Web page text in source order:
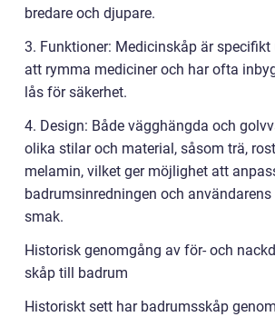
bredare och djupare.
3. Funktioner: Medicinskåp är
att rymma mediciner och har ofta
lås för säkerhet.
4. Design: Både vägghängda och
olika stilar och material, såsom trä,
melamin, vilket ger möjlighet att
badrumsinredningen och
smak.
Historisk genomgång av för- och
skåp till badrum
Historiskt sett har badrumsskåp